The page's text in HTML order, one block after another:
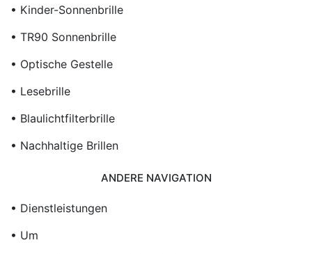
• Kinder-Sonnenbrille
• TR90 Sonnenbrille
• Optische Gestelle
• Lesebrille
• Blaulichtfilterbrille
• Nachhaltige Brillen
ANDERE NAVIGATION
• Dienstleistungen
• Um